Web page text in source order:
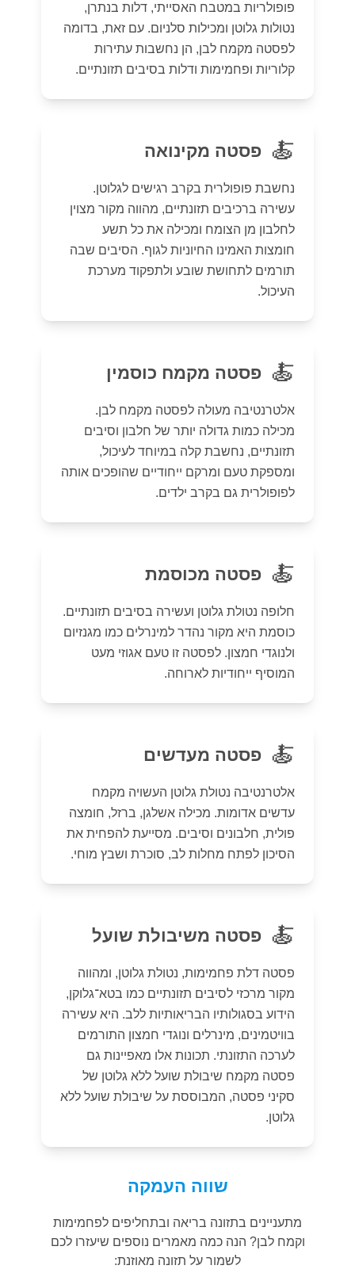
פופולריות במטבח האסייתי, דלות בנתרן,
נטולות גלוטן ומכילות סלניום. עם זאת, בדומה
לפסטה מקמח לבן, הן נחשבות עתירות
קלוריות ופחמימות ודלות בסיבים תזונתיים.
🍝 פסטה מקינואה
נחשבת פופולרית בקרב רגישים לגלוטן.
עשירה ברכיבים תזונתיים, מהווה מקור מצוין
לחלבון מן הצומח ומכילה את כל תשע
חומצות האמינו החיוניות לגוף. הסיבים שבה
תורמים לתחושת שובע ולתפקוד מערכת
העיכול.
🍝 פסטה מקמח כוסמין
אלטרנטיבה מעולה לפסטה מקמח לבן.
מכילה כמות גדולה יותר של חלבון וסיבים
תזונתיים, נחשבת קלה במיוחד לעיכול,
ומספקת טעם ומרקם ייחודיים שהופכים אותה
לפופולרית גם בקרב ילדים.
🍝 פסטה מכוסמת
חלופה נטולת גלוטן ועשירה בסיבים תזונתיים.
כוסמת היא מקור נהדר למינרלים כמו מגנזיום
ולנוגדי חמצון. לפסטה זו טעם אגוזי מעט
המוסיף ייחודיות לארוחה.
🍝 פסטה מעדשים
אלטרנטיבה נטולת גלוטן העשויה מקמח
עדשים אדומות. מכילה אשלגן, ברזל, חומצה
פולית, חלבונים וסיבים. מסייעת להפחית את
הסיכון לפתח מחלות לב, סוכרת ושבץ מוחי.
🍝 פסטה משיבולת שועל
פסטה דלת פחמימות, נטולת גלוטן, ומהווה
מקור מרכזי לסיבים תזונתיים כמו בטא־גלוקן,
הידוע בסגולותיו הבריאותיות ללב. היא עשירה
בוויטמינים, מינרלים ונוגדי חמצון התורמים
לערכה התזונתי. תכונות אלו מאפיינות גם
פסטה מקמח שיבולת שועל ללא גלוטן של
סקיני פסטה, המבוססת על שיבולת שועל ללא
גלוטן.
שווה העמקה
מתעניינים בתזונה בריאה ובתחליפים לפחמימות
וקמח לבן? הנה כמה מאמרים נוספים שיעזרו לכם
לשמור על תזונה מאוזנת: